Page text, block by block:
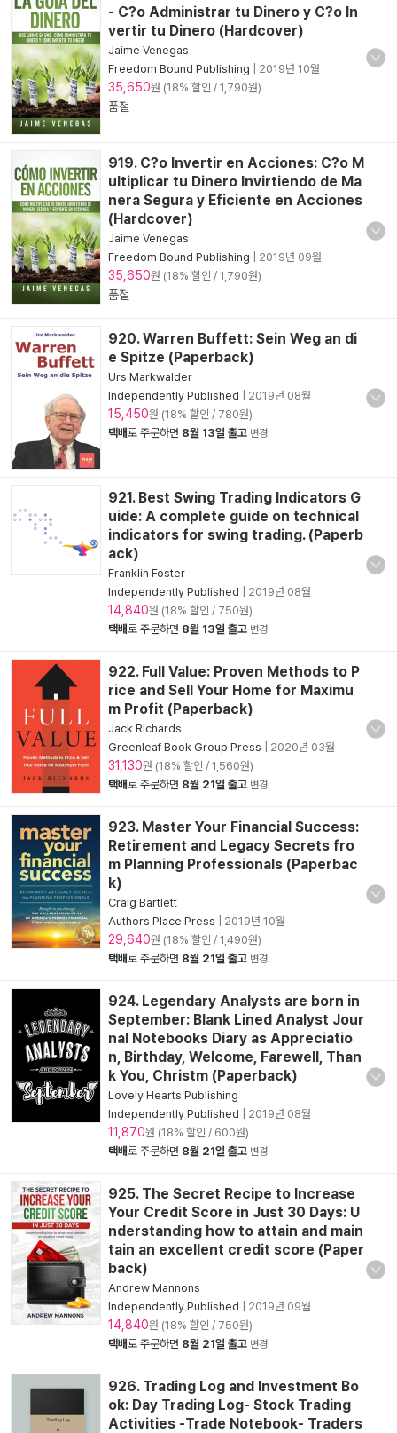
- C?o Administrar tu Dinero y C?o In
vertir tu Dinero (Hardcover)
Jaime Venegas
Freedom Bound Publishing
2019년 10월
35,650원 (18% 할인 / 1,790원)
품절
919. C?o Invertir en Acciones: C?o M
ultiplicar tu Dinero Invirtiendo de Ma
nera Segura y Eficiente en Acciones
(Hardcover)
Jaime Venegas
Freedom Bound Publishing
2019년 09월
35,650원 (18% 할인 / 1,790원)
품절
920. Warren Buffett: Sein Weg an di
e Spitze (Paperback)
Urs Markwalder
Independently Published
2019년 08월
15,450원 (18% 할인 / 780원)
택배로 주문하면 8월 13일 출고 변경
921. Best Swing Trading Indicators G
uide: A complete guide on technical
indicators for swing trading. (Paperb
ack)
Franklin Foster
Independently Published
2019년 08월
14,840원 (18% 할인 / 750원)
택배로 주문하면 8월 13일 출고 변경
922. Full Value: Proven Methods to P
rice and Sell Your Home for Maximu
m Profit (Paperback)
Jack Richards
Greenleaf Book Group Press
2020년 03월
31,130원 (18% 할인 / 1,560원)
택배로 주문하면 8월 21일 출고 변경
923. Master Your Financial Success:
Retirement and Legacy Secrets fro
m Planning Professionals (Paperbac
k)
Craig Bartlett
Authors Place Press
2019년 10월
29,640원 (18% 할인 / 1,490원)
택배로 주문하면 8월 21일 출고 변경
924. Legendary Analysts are born in
September: Blank Lined Analyst Jour
nal Notebooks Diary as Appreciatio
n, Birthday, Welcome, Farewell, Than
k You, Christm (Paperback)
Lovely Hearts Publishing
Independently Published
2019년 08월
11,870원 (18% 할인 / 600원)
택배로 주문하면 8월 21일 출고 변경
925. The Secret Recipe to Increase
Your Credit Score in Just 30 Days: U
nderstanding how to attain and main
tain an excellent credit score (Paper
back)
Andrew Mannons
Independently Published
2019년 09월
14,840원 (18% 할인 / 750원)
택배로 주문하면 8월 21일 출고 변경
926. Trading Log and Investment Bo
ok: Day Trading Log- Stock Trading
Activities -Trade Notebook- Traders